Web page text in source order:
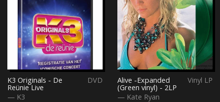
DVD
K3 Originals - De
Reünie Live
— K3
Vinyl LP
Alive -Expanded
(Green vinyl) - 2LP
— Kate Ryan